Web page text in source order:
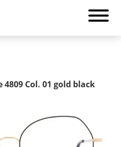
Col. 01 gold black